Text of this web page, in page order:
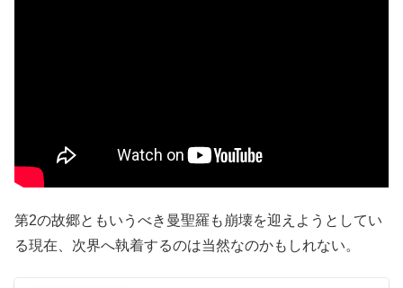
第2の故郷ともいうべき曼聖羅も崩壊を迎えようとしてい
る現在、次界へ執着するのは当然なのかもしれない。